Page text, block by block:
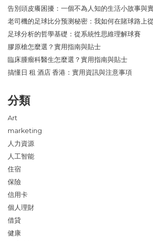
告別頭皮癢困擾：一個不為人知的生活小故事與
老司機的足球比分预测秘密：我如何在賭球路上
足球分析的哲學基礎：從系統性思維理解球賽
膠原槍怎麼選？實用指南與貼士
臨床腫瘤科醫生怎麼選？實用指南與貼士
搞懂日 租 酒店 香港：實用資訊與注意事項
分類
Art
marketing
人力資源
人工智能
住宿
保險
信用卡
個人理財
借貸
健康